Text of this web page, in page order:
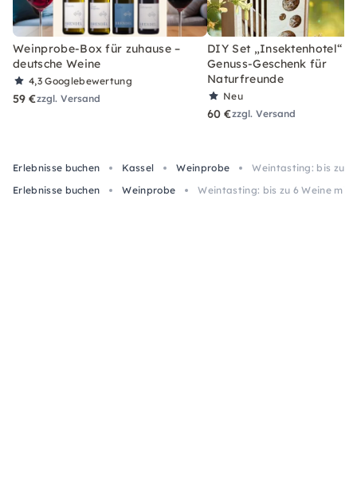
Weinprobe-Box für zuhause –
deutsche Weine
4,3Googlebewertung
59 €zzgl. Versand
DIY Set „Insektenhotel“ –
Genuss-Geschenk für
Naturfreunde
Neu
60 €zzgl. Versand
Erlebnisse buchen Kassel Weinprobe
Weintasting: bis zu 6
Erlebnisse buchen
Weinprobe Weintasting: bis zu 6 Weine mit